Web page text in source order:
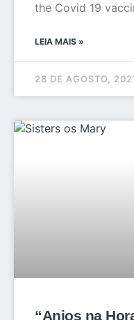
the Covid 19
LEIA MAIS »
28 DE AGOSTO,
“Anjos na